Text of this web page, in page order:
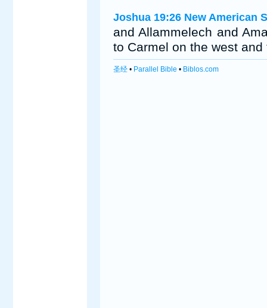
Joshua 19:26 New American
and Allammelech and
to Carmel on the west
圣经 • Parallel Bible • Biblos.com